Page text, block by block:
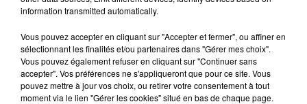
rémois. Le magasin JouéClub est contraint de
fermer ses portes.
TITRES DIFFUSÉS
16h55
16h55 16h50
16h50
information transmitted automatically.
Vous pouvez accepter en cliquant sur "Accepter et fermer", ou affiner en
sélectionnant les finalités et/ou partenaires dans "Gérer mes choix".
Vous pouvez également refuser en cliquant sur "Continuer sans
accepter". Vos préférences ne s'appliqueront que pour ce site. Vous
pouvez mettre à jour vos choix, ou retirer votre consentement à tout
moment via le lien "Gérer les cookies" situé en bas de chaque page.